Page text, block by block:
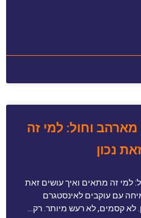
וחול: למי זה
נכון
למי זה מתאים ואיך עושים זאת
עם עוקבים לאינסטגרם
לא קסמים, לא רעש מיותר. רק…